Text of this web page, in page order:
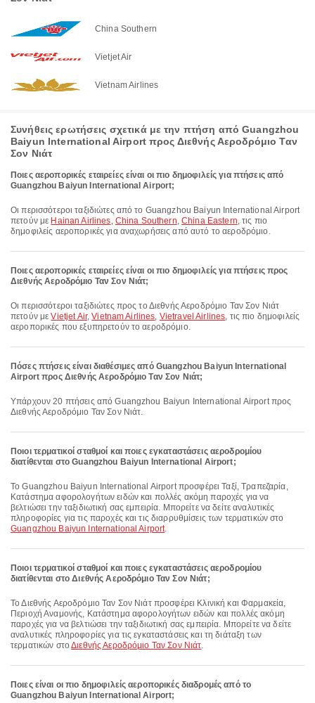
China Southern
Vietjet Air
Vietnam Airlines
Συνήθεις ερωτήσεις σχετικά με την πτήση από Guangzhou
Baiyun International Airport προς Διεθνής Αεροδρόμιο Ταν
Σον Νιάτ
Ποιες αεροπορικές εταιρείες είναι οι πιο δημοφιλείς για πτήσεις από
Guangzhou Baiyun International Airport;
Οι περισσότεροι ταξιδιώτες από το Guangzhou Baiyun International Airport
πετούν με Hainan Airlines, China Southern,China Eastern, τις πιο
δημοφιλείς αεροπορικές για αναχωρήσεις από αυτό το αεροδρόμιο.
Ποιες αεροπορικές εταιρείες είναι οι πιο δημοφιλείς για πτήσεις προς
Διεθνής Αεροδρόμιο Ταν Σον Νιάτ;
Οι περισσότεροι ταξιδιώτες προς το Διεθνής Αεροδρόμιο Ταν Σον Νιάτ
πετούν μεVietjet Air,Vietnam Airlines, Vietravel Airlines, τις πιο δημοφιλείς
αεροπορικές που εξυπηρετούν το αεροδρόμιο.
Πόσες πτήσεις είναι διαθέσιμες από Guangzhou Baiyun International
Airport προς Διεθνής Αεροδρόμιο Ταν Σον Νιάτ;
Υπάρχουν 20 πτήσεις από Guangzhou Baiyun International Airport προς
Διεθνής Αεροδρόμιο Ταν Σον Νιάτ.
Ποιοι τερματικοί σταθμοί και ποιες εγκαταστάσεις αεροδρομίου
διατίθενται στο Guangzhou Baiyun International Airport;
Το Guangzhou Baiyun International Airport προσφέρει Ταξί, Τραπεζαρία,
Κατάστημα αφορολογήτων ειδών και πολλές ακόμη παροχές για να
βελτιώσει την ταξιδιωτική σας εμπειρία. Μπορείτε να δείτε αναλυτικές
πληροφορίες για τις παροχές και τις διαρρυθμίσεις των τερματικών στο
Guangzhou Baiyun International Airport.
Ποιοι τερματικοί σταθμοί και ποιες εγκαταστάσεις αεροδρομίου
διατίθενται στο Διεθνής Αεροδρόμιο Ταν Σον Νιάτ;
Το Διεθνής Αεροδρόμιο Ταν Σον Νιάτ προσφέρει Κλινική και Φαρμακεία,
Περιοχή Αναμονής, Κατάστημα αφορολογήτων ειδών και πολλές ακόμη
παροχές για να βελτιώσει την ταξιδιωτική σας εμπειρία. Μπορείτε να δείτε
αναλυτικές πληροφορίες για τις εγκαταστάσεις και τη διάταξη των
τερματικών στοΔιεθνής Αεροδρόμιο Ταν Σον Νιάτ.
Ποιες είναι οι πιο δημοφιλείς αεροπορικές διαδρομές από το
Guangzhou Baiyun International Airport;